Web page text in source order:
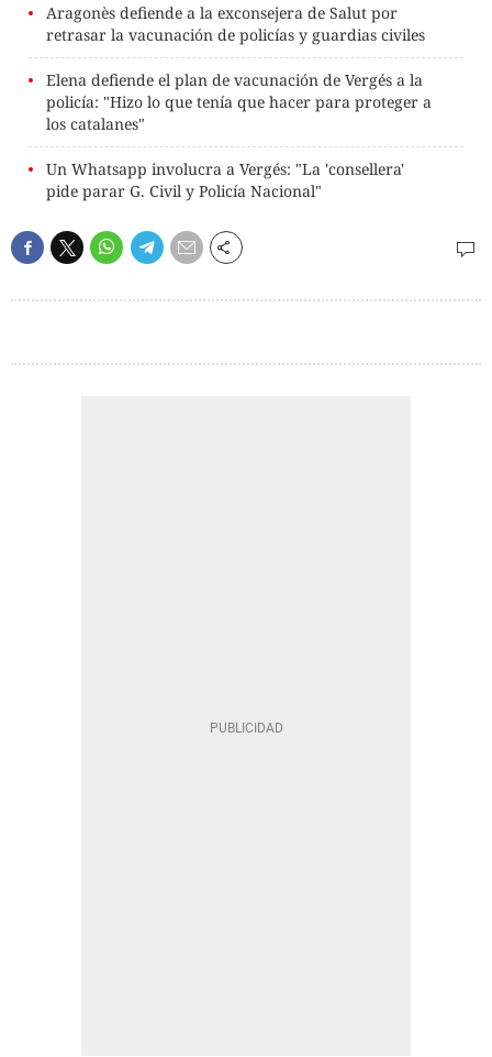
Aragonès defiende a la exconsejera de Salut por
retrasar la vacunación de policías y guardias civiles
Elena defiende el plan de vacunación de Vergés a la
policía: "Hizo lo que tenía que hacer para proteger a
los catalanes"
Un Whatsapp involucra a Vergés: "La 'consellera'
pide parar G. Civil y Policía Nacional"